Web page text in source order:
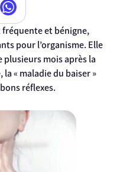
fréquente et bénigne,
pour l’organisme. Elle
plusieurs mois après la
« maladie du baiser »
réflexes.